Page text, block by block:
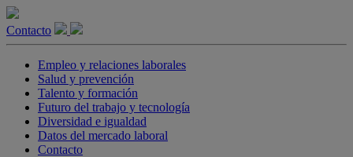
Contacto
Empleo y relaciones laborales
Salud y prevención
Talento y formación
Futuro del trabajo y tecnología
Diversidad e igualdad
Datos del mercado laboral
Contacto